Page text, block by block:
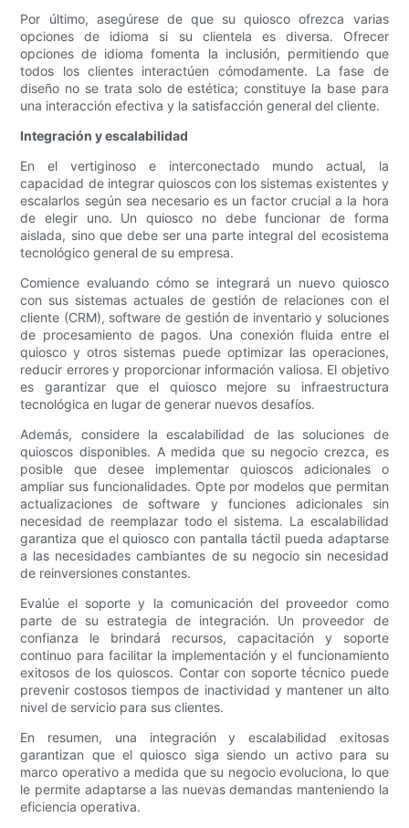
Por último, asegúrese de que su quiosco ofrezca varias
opciones de idioma si su clientela es diversa. Ofrecer
opciones de idioma fomenta la inclusión, permitiendo que
todos los clientes interactúen cómodamente. La fase de
diseño no se trata solo de estética; constituye la base para
una interacción efectiva y la satisfacción general del cliente.
Integración y escalabilidad
En el vertiginoso e interconectado mundo actual, la
capacidad de integrar quioscos con los sistemas existentes y
escalarlos según sea necesario es un factor crucial a la hora
de elegir uno. Un quiosco no debe funcionar de forma
aislada, sino que debe ser una parte integral del ecosistema
tecnológico general de su empresa.
Comience evaluando cómo se integrará un nuevo quiosco
con sus sistemas actuales de gestión de relaciones con el
cliente (CRM), software de gestión de inventario y soluciones
de procesamiento de pagos. Una conexión fluida entre el
quiosco y otros sistemas puede optimizar las operaciones,
reducir errores y proporcionar información valiosa. El objetivo
es garantizar que el quiosco mejore su infraestructura
tecnológica en lugar de generar nuevos desafíos.
Además, considere la escalabilidad de las soluciones de
quioscos disponibles. A medida que su negocio crezca, es
posible que desee implementar quioscos adicionales o
ampliar sus funcionalidades. Opte por modelos que permitan
actualizaciones de software y funciones adicionales sin
necesidad de reemplazar todo el sistema. La escalabilidad
garantiza que el quiosco con pantalla táctil pueda adaptarse
a las necesidades cambiantes de su negocio sin necesidad
de reinversiones constantes.
Evalúe el soporte y la comunicación del proveedor como
parte de su estrategia de integración. Un proveedor de
confianza le brindará recursos, capacitación y soporte
continuo para facilitar la implementación y el funcionamiento
exitosos de los quioscos. Contar con soporte técnico puede
prevenir costosos tiempos de inactividad y mantener un alto
nivel de servicio para sus clientes.
En resumen, una integración y escalabilidad exitosas
garantizan que el quiosco siga siendo un activo para su
marco operativo a medida que su negocio evoluciona, lo que
le permite adaptarse a las nuevas demandas manteniendo la
eficiencia operativa.